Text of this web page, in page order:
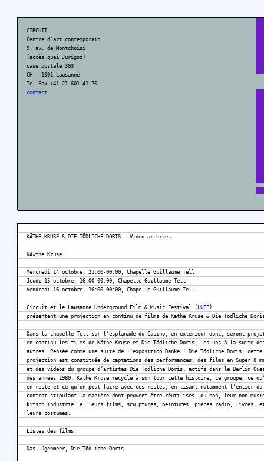
CIRCUIT
Centre d’art contemporain
9, av. de Montchoisi
(accès quai Jurigoz)
case postale 303
CH – 1001 Lausanne
Tel Fax +41 21 601 41 70
contact
KÄTHE KRUSE & DIE TÖDLICHE DORIS – Video archives
KÃ¤the Kruse
Mercredi 14 octobre, 21:00-00:00, Chapelle Guillaume Tell
Jeudi 15 octobre, 16:00-00:00, Chapelle Guillaume Tell
Vendredi 16 octobre, 16:00-00:00, Chapelle Guillaume Tell
Circuit et le Lausanne Underground Film & Music Festival ( LUFF)
présentent une projection en continu de films de Käthe Kruse & Die Tödliche
Dans la chapelle Tell sur l’esplanade du Casino, en extérieur donc, seront
en continu les films de Käthe Kruse et Die Tödliche Doris, les uns à la suite
autres. Pensée comme une suite de l’exposition Danke ! Die Tödliche Doris, cette
projection est constituée de captations des performances, des films en Super 8
et des vidéos du groupe d’artistes Die Tödliche Doris, actifs dans le Berlin
des années 1980. Käthe Kruse recycle à son tour cette histoire, ce groupe, ce
en reste et ce qu’on peut faire avec ces restes, en lisant notamment l’entier du
contrat stipulant la manière dont peuvent être réutilisés, ou non, leur non-
kitsch industrielle, leurs films, sculptures, peintures, pièces radio, livres,
leurs costumes.
Listes des films:
Das Lügenmeer, Die Tödliche Doris